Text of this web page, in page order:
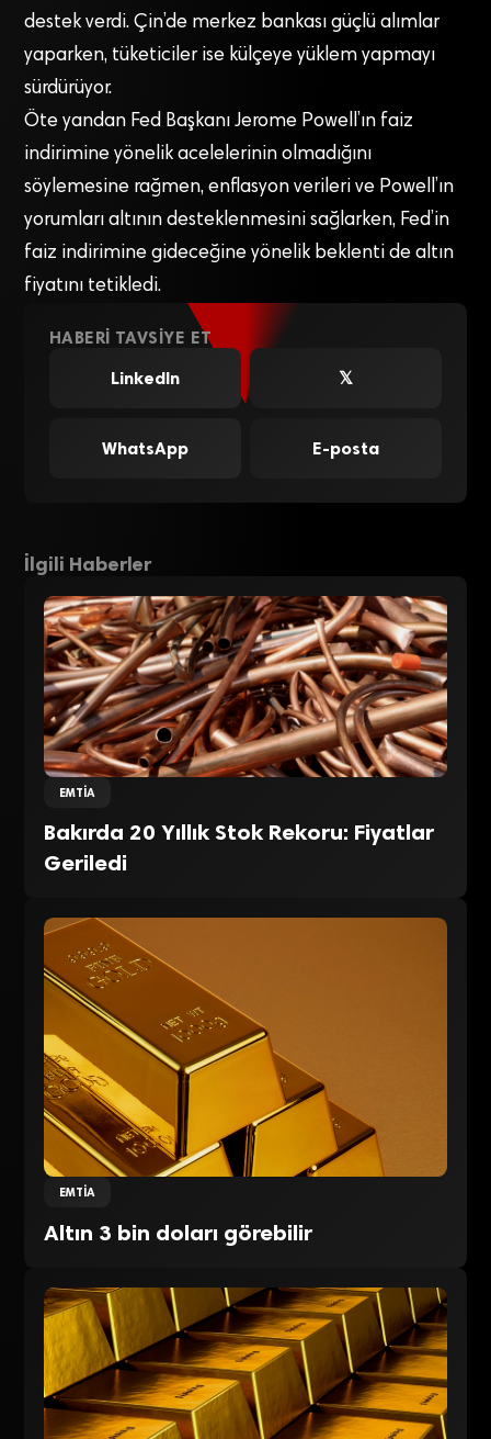
destek verdi. Çin’de merkez bankası güçlü alımlar
yaparken, tüketiciler ise külçeye yüklem yapmayı
sürdürüyor.
Öte yandan Fed Başkanı Jerome Powell’ın faiz
indirimine yönelik acelelerinin olmadığını
söylemesine rağmen, enflasyon verileri ve Powell’ın
yorumları altının desteklenmesini sağlarken, Fed’in
faiz indirimine gideceğine yönelik beklenti de altın
fiyatını tetikledi.
HABERI TAVSIYE ET
LinkedIn
𝕏
WhatsApp E-posta
İlgili Haberler
EMTIA
Bakırda 20 Yıllık Stok Rekoru: Fiyatlar
Geriledi
EMTIA
Altın 3 bin doları görebilir